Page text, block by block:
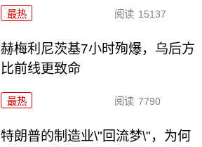
最热 阅读 15137
赫梅利尼茨基7小时殉爆，乌后方
比前线更致命
最热 阅读 7790
特朗普的制造业\"回流梦\"，为何